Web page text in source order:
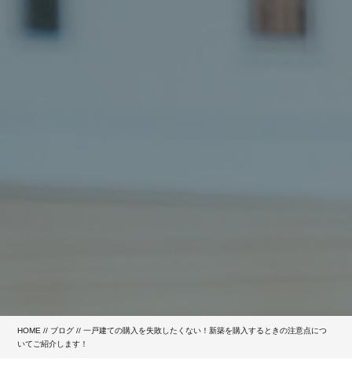
HOME // ブログ // 一戸建ての購入を失敗したくない！新築を購入するときの注意点につ
いてご紹介します！